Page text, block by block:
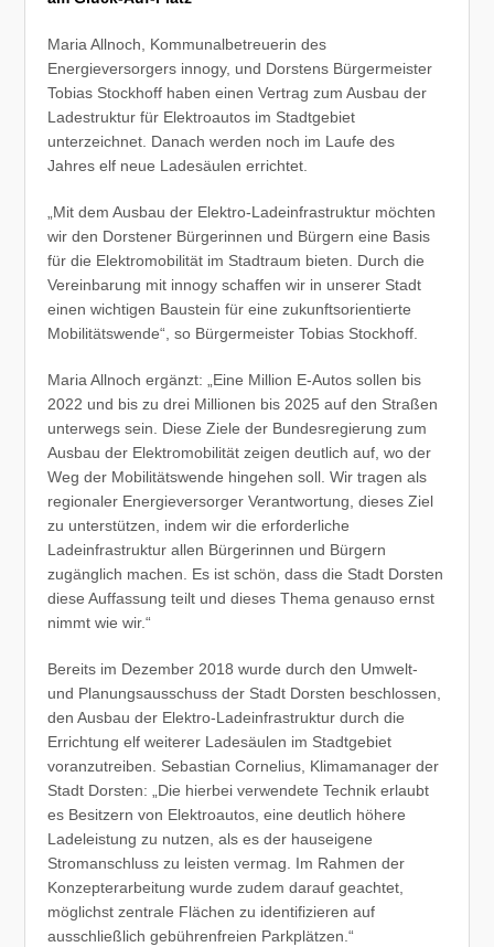
Maria Allnoch, Kommunalbetreuerin des
Energieversorgers innogy, und Dorstens Bürgermeister
Tobias Stockhoff haben einen Vertrag zum Ausbau der
Ladestruktur für Elektroautos im Stadtgebiet
unterzeichnet. Danach werden noch im Laufe des
Jahres elf neue Ladesäulen errichtet.
„Mit dem Ausbau der Elektro-Ladeinfrastruktur möchten
wir den Dorstener Bürgerinnen und Bürgern eine Basis
für die Elektromobilität im Stadtraum bieten. Durch die
Vereinbarung mit innogy schaffen wir in unserer Stadt
einen wichtigen Baustein für eine zukunftsorientierte
Mobilitätswende“, so Bürgermeister Tobias Stockhoff.
Maria Allnoch ergänzt: „Eine Million E-Autos sollen bis
2022 und bis zu drei Millionen bis 2025 auf den Straßen
unterwegs sein. Diese Ziele der Bundesregierung zum
Ausbau der Elektromobilität zeigen deutlich auf, wo der
Weg der Mobilitätswende hingehen soll. Wir tragen als
regionaler Energieversorger Verantwortung, dieses Ziel
zu unterstützen, indem wir die erforderliche
Ladeinfrastruktur allen Bürgerinnen und Bürgern
zugänglich machen. Es ist schön, dass die Stadt Dorsten
diese Auffassung teilt und dieses Thema genauso ernst
nimmt wie wir.“
Bereits im Dezember 2018 wurde durch den Umwelt-
und Planungsausschuss der Stadt Dorsten beschlossen,
den Ausbau der Elektro-Ladeinfrastruktur durch die
Errichtung elf weiterer Ladesäulen im Stadtgebiet
voranzutreiben. Sebastian Cornelius, Klimamanager der
Stadt Dorsten: „Die hierbei verwendete Technik erlaubt
es Besitzern von Elektroautos, eine deutlich höhere
Ladeleistung zu nutzen, als es der hauseigene
Stromanschluss zu leisten vermag. Im Rahmen der
Konzepterarbeitung wurde zudem darauf geachtet,
möglichst zentrale Flächen zu identifizieren auf
ausschließlich gebührenfreien Parkplätzen.“